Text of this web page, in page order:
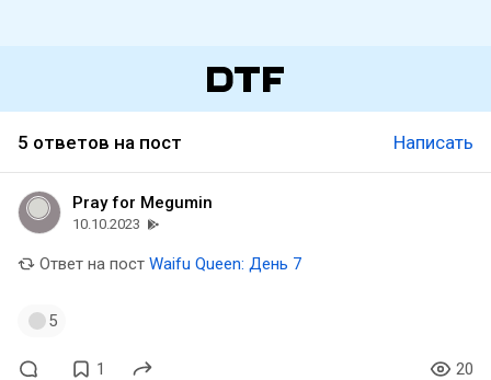
5 ответов на пост Написать
Pray for Megumin
10.10.2023
Ответ на пост Waifu Queen: День 7
5
1 20